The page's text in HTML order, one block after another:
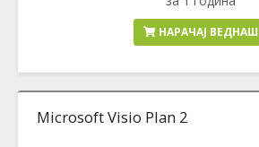
НАРАЧАЈ ВЕДНАШ
Microsoft Visio Plan 2